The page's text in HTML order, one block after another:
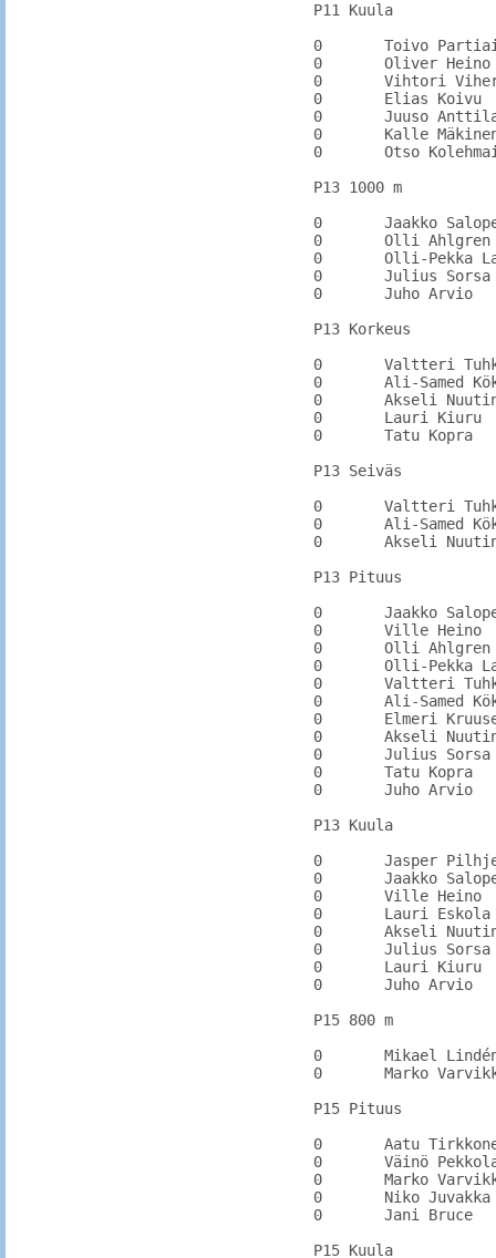
P11 Kuula
0	Toivo Partiainen	KarhU
0	Oliver Heino	HamPo
0	Vihtori Vihervaara	HamPo		6.73
0	Elias Koivu	MetsäkKu		7.84
0	Juuso Anttila	MetsäkKu		6.60
0	Kalle Mäkinen	VantSa	9.01	9.01
0	Otso Kolehmainen	IitPy	6.94	7.33
P13 1000 m
0	Jaakko Salopelto	KarhKa
0	Olli Ahlgren	ValkKa
0	Olli-Pekka Laitila	KarhKa
0	Julius Sorsa	KarhKa		3:27.85
0	Juho Arvio	KarhKa
P13 Korkeus
0	Valtteri Tuhkanen	KarhKa		1.10
0	Ali-Samed Köksal	KarhU
0	Akseli Nuutinen	IitPy	1.38	1.38
0	Lauri Kiuru	PyhtKi		1.34
0	Tatu Kopra	HamPo
P13 Seiväs
0	Valtteri Tuhkanen	KarhKa
0	Ali-Samed Köksal	KarhU
0	Akseli Nuutinen	IitPy	2.25	2.25
P13 Pituus
0	Jaakko Salopelto	KarhKa
0	Ville Heino	HamPo
0	Olli Ahlgren	ValkKa
0	Olli-Pekka Laitila	KarhKa
0	Valtteri Tuhkanen	KarhKa
0	Ali-Samed Köksal	KarhU
0	Elmeri Kruuse	KarhU
0	Akseli Nuutinen	IitPy	4.34	4.34
0	Julius Sorsa	KarhKa
0	Tatu Kopra	HamPo
0	Juho Arvio	KarhKa
P13 Kuula
0	Jasper Pilhjerta	KarhU
0	Jaakko Salopelto	KarhKa
0	Ville Heino	HamPo
0	Lauri Eskola	IitPy	10.81	10.81
0	Akseli Nuutinen	IitPy	7.61	7.61
0	Julius Sorsa	KarhKa
0	Lauri Kiuru	PyhtKi		9.40
0	Juho Arvio	KarhKa
P15 800 m
0	Mikael Lindén	ElimVau
0	Marko Varvikko	ValkKa
P15 Pituus
0	Aatu Tirkkonen	KarhU
0	Väinö Pekkola	RuotsKi	5.55	5.55
0	Marko Varvikko	ValkKa	5.10	5.10
0	Niko Juvakka	KarhU	4.04	4.04
0	Jani Bruce	KarhU	4.91	4.91
P15 Kuula